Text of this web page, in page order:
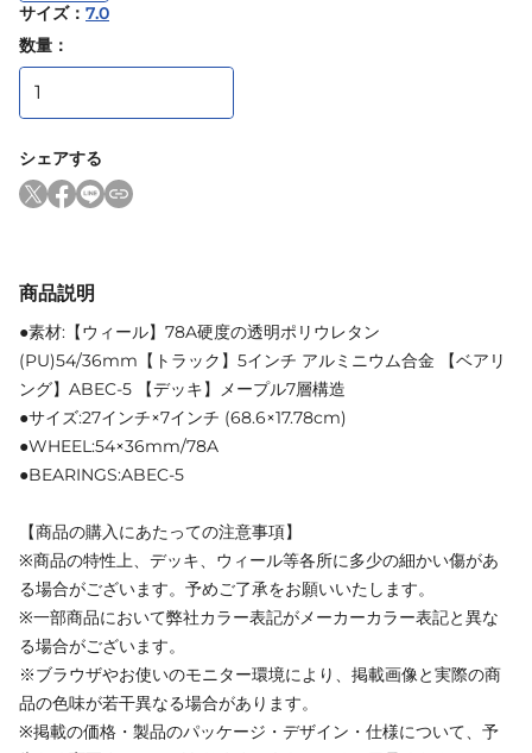
サイズ： 7.0
数量：
シェアする
商品説明
●素材:【ウィール】78A硬度の透明ポリウレタン
(PU)54/36mm【トラック】5インチ アルミニウム合金 【ベアリ
ング】ABEC-5 【デッキ】メープル7層構造
●サイズ:27インチ×7インチ (68.6×17.78cm)
●WHEEL:54×36mm/78A
●BEARINGS:ABEC-5
【商品の購入にあたっての注意事項】
※商品の特性上、デッキ、ウィール等各所に多少の細かい傷があ
る場合がございます。予めご了承をお願いいたします。
※一部商品において弊社カラー表記がメーカーカラー表記と異な
る場合がございます。
※ブラウザやお使いのモニター環境により、掲載画像と実際の商
品の色味が若干異なる場合があります。
※掲載の価格・製品のパッケージ・デザイン・仕様について、予